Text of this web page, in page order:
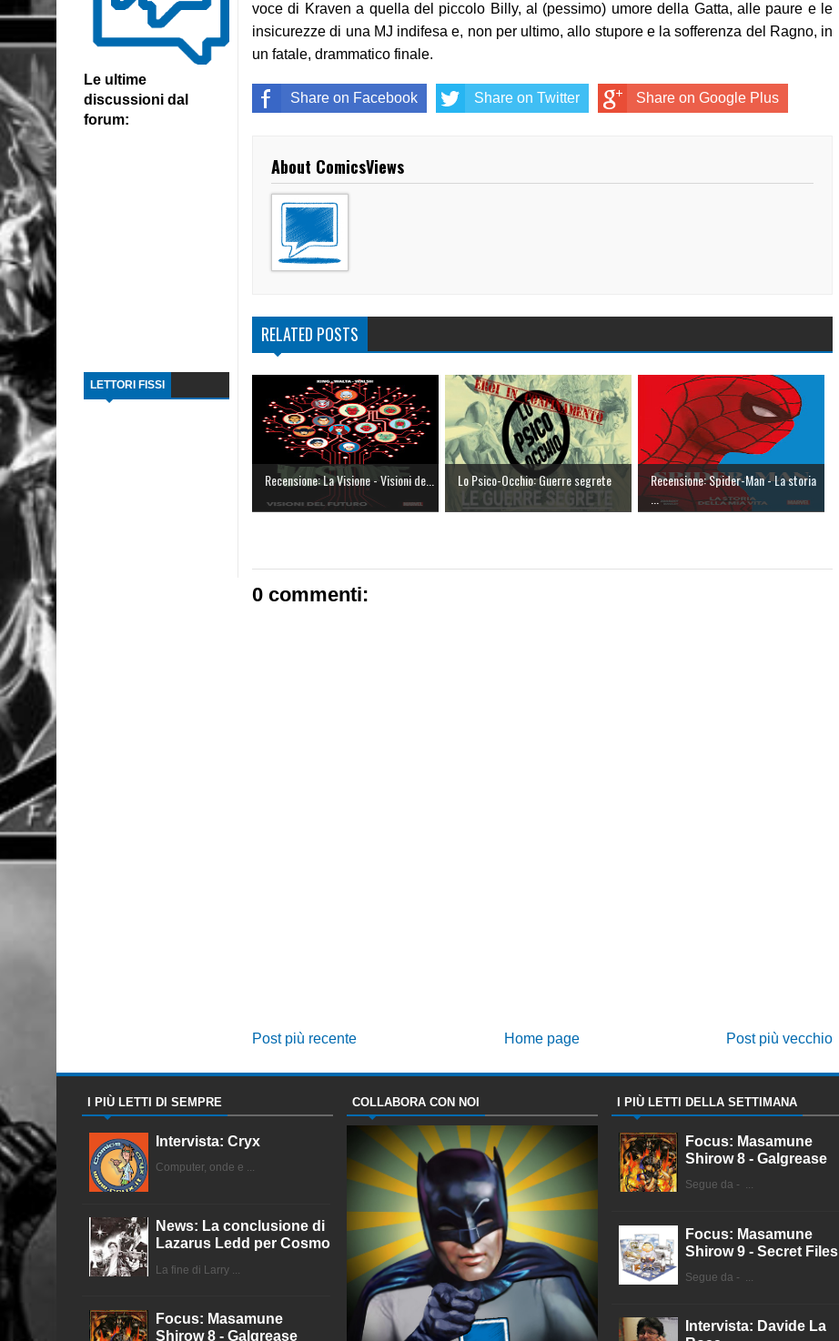
Le ultime
discussioni dal
forum:
LETTORI FISSI
voce di Kraven a quella del piccolo Billy, al (pessimo) umore della Gatta, alle paure e le
insicurezze di una MJ indifesa e, non per ultimo, allo stupore e la sofferenza del Ragno, in
un fatale, drammatico finale.
Share on Facebook Share on Twitter Share on Google Plus
About ComicsViews
RELATED POSTS
Recensione: La Visione - Visioni de... Lo Psico-Occhio: Guerre segrete
Recensione: Spider-Man - La storia
...
0 commenti:
Post più recente Post più vecchio
Home page
I PIÙ LETTI DI SEMPRE
Intervista: Cryx
Computer, onde e ...
News: La conclusione di
Lazarus Ledd per Cosmo
La fine di Larry ...
Focus: Masamune
Shirow 8 - Galgrease
COLLABORA CON NOI I PIÙ LETTI DELLA SETTIMANA
Focus: Masamune
Shirow 8 - Galgrease
Segue da - ...
Focus: Masamune
Shirow 9 - Secret Files
Segue da - ...
Intervista: Davide La